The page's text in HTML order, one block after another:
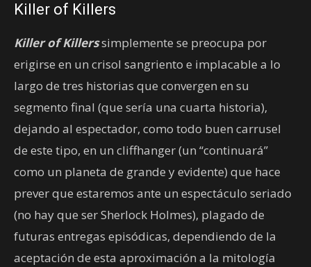
Killer of Killers
Killer of Killerssimplemente se preocupa por
erigirse en un crisol sangriento e implacable a lo
largo de tres historias que convergen en su
segmento final (que sería una cuarta historia),
dejando al espectador, como todo buen carrusel
de este tipo, en un cliffhanger (un “continuará”
como un planeta de grande y evidente) que hace
prever que estaremos ante un espectáculo seriado
(no hay que ser Sherlock Holmes), plagado de
futuras entregas episódicas, dependiendo de la
aceptación de esta aproximación a la mitología